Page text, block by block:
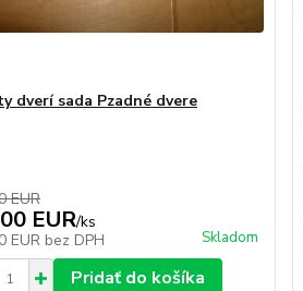
dverí sada Pzadné dvere
EUR
EUR/ks
EUR bez DPH Skladom
Pridať do košíka